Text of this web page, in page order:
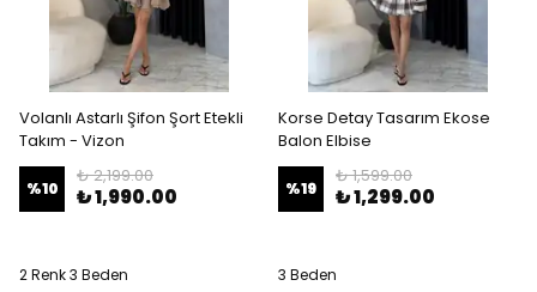
Volanlı Astarlı Şifon Şort Etekli
Takım - Vizon
%10
₺ 2,199.00
₺ 1,990.00
2 Renk 3 Beden
Korse Detay Tasarım Ekose
Balon Elbise
%19
₺ 1,599.00
₺ 1,299.00
3 Beden